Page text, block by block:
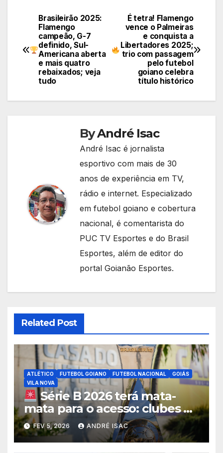
Navegação
de
Post
É tetra! Flamengo
vence o Palmeiras
e conquista a
Libertadores 2025;
trio com passagem
pelo futebol
goiano celebra
título histórico
Brasileirão 2025:
Flamengo
campeão, G-7
definido, Sul-
Americana aberta
e mais quatro
rebaixados; veja
tudo
ByAndré Isac
André Isac é jornalista
esportivo com mais de 30
anos de experiência em TV,
rádio e internet. Especializado
em futebol goiano e cobertura
nacional, é comentarista do
PUC TV Esportes e do Brasil
Esportes, além de editor do
portal Goianão Esportes.
Related Post
ATLÉTICO FUTEBOL GOIANO FUTEBOL NACIONAL
GOIÁS
VILA NOVA
Série B 2026 terá mata-
mata para o acesso: clubes do
3º ao 6º disputarão vagas na
elite do Brasileirão
FEV 5, 2026 ANDRÉ ISAC